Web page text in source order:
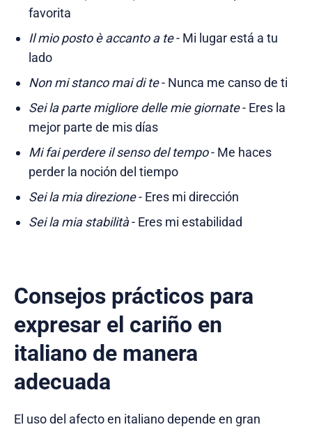
favorita
Il mio posto è accanto a te- Mi lugar está a tu
lado
Non mi stanco mai di te- Nunca me canso de ti
Sei la parte migliore delle mie giornate- Eres la
mejor parte de mis días
Mi fai perdere il senso del tempo- Me haces
perder la noción del tiempo
Sei la mia direzione- Eres mi dirección
Sei la mia stabilità- Eres mi estabilidad
Consejos prácticos para
expresar el cariño en
italiano de manera
adecuada
El uso del afecto en italiano depende en gran